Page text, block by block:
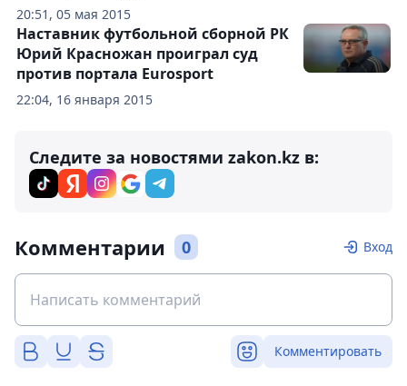
20:51, 05 мая 2015
22:04, 16 января 2015
Наставник футбольной сборной РК
Юрий Красножан проиграл суд
против портала Eurosport
Следите за новостями zakon.kz в:
Комментарии 0 Вход
Комментировать